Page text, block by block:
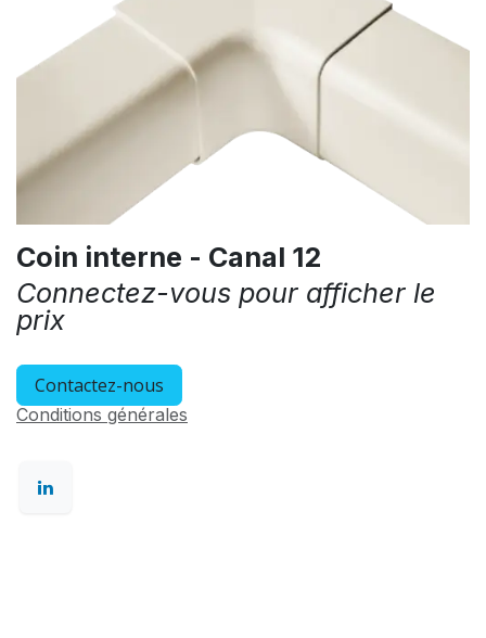
Coin interne - Canal 12
Connectez-vous pour afficher le
prix
Contactez-nous
Conditions générales